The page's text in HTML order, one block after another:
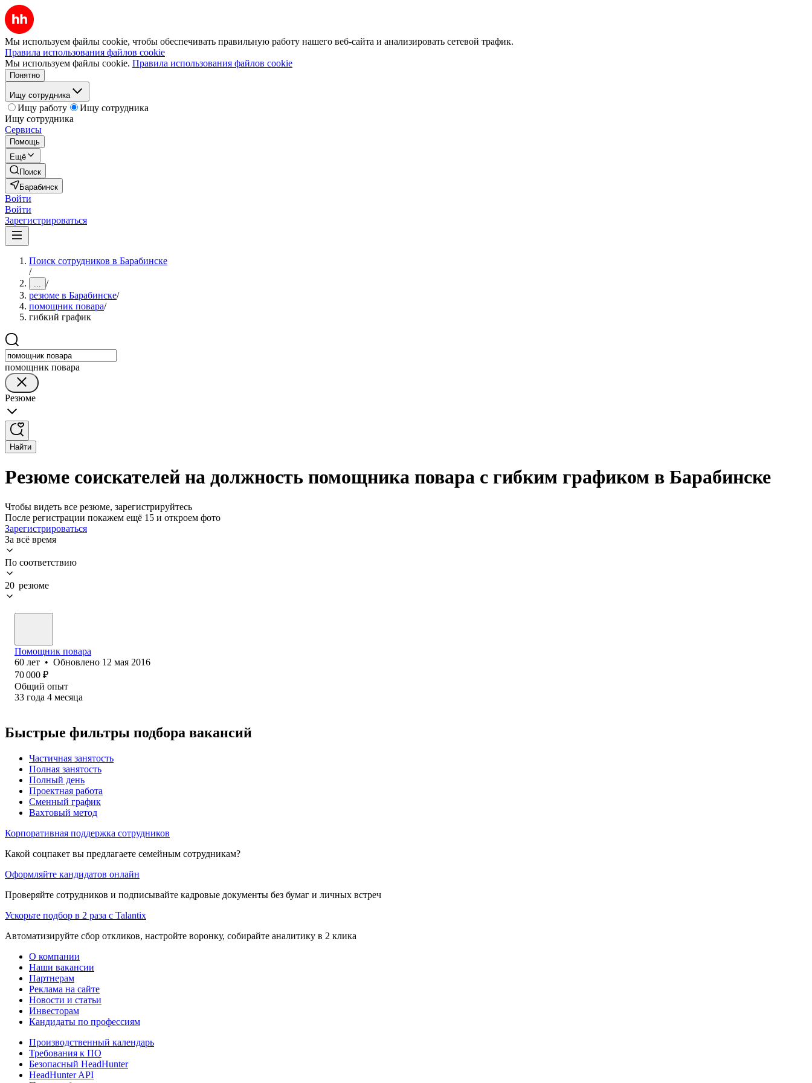
Мы используем файлы cookie, чтобы обеспечивать правильную работу нашего веб-сайта и анализировать сетевой трафик.
Правила использования файлов cookie
Мы используем файлы cookie. Правила использования файлов cookie
Понятно
Ищу сотрудника
Ищу работу
Ищу сотрудника
Ищу сотрудника
Сервисы
Помощь
Ещё
Поиск
Барабинск
Войти
Войти
Зарегистрироваться
Поиск сотрудников в Барабинске
/
... /
резюме в Барабинске/
помощник повара/
гибкий график
помощник повара
Резюме
Найти
Резюме соискателей на должность помощника повара с гибким графиком в Барабинске
Чтобы видеть все резюме, зарегистрируйтесь
После регистрации покажем ещё 15 и откроем фото
Зарегистрироваться
За всё время
По соответствию
20 резюме
Помощник повара
60 лет • Обновлено 12 мая 2016
70 000 ₽
Общий опыт
33 года 4 месяца
Быстрые фильтры подбора вакансий
Частичная занятость
Полная занятость
Полный день
Проектная работа
Сменный график
Вахтовый метод
Корпоративная поддержка сотрудников
Какой соцпакет вы предлагаете семейным сотрудникам?
Оформляйте кандидатов онлайн
Проверяйте сотрудников и подписывайте кадровые документы без бумаг и личных встреч
Ускорьте подбор в 2 раза с Talantix
Автоматизируйте сбор откликов, настройте воронку, собирайте аналитику в 2 клика
О компании
Наши вакансии
Партнерам
Реклама на сайте
Новости и статьи
Инвесторам
Кандидаты по профессиям
Производственный календарь
Требования к ПО
Безопасный HeadHunter
HeadHunter API